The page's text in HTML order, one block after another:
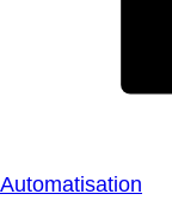
Automatisation